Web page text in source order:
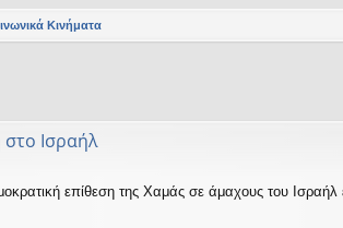
Κινήματα
στο Ισραήλ
επίθεση της Χαμάς σε άμαχους του Ισραήλ